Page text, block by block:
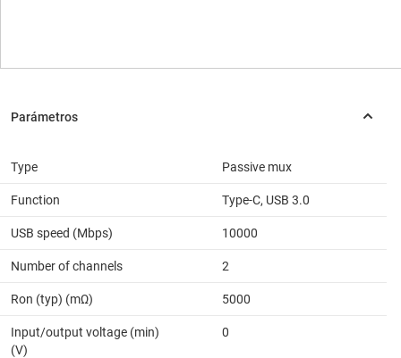
Type Passive mux
Function Type-C, USB 3.0
USB speed (Mbps) 10000
Number of channels 2
Ron (typ) (mΩ) 5000
Input/output voltage (min)
(V)
0